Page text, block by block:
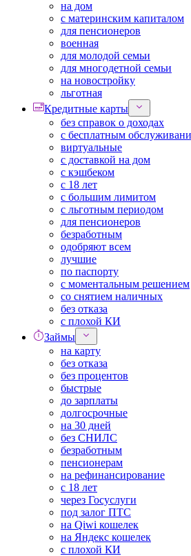
на дом
с материнским капиталом
для пенсионеров
военная
для молодой семьи
для многодетной семьи
на новостройку
льготная
Кредитные карты
без справок о доходах
с бесплатным
виртуальные
с доставкой на дом
с кэшбеком
с 18 лет
с большим лимитом
с льготным периодом
для пенсионеров
безработным
одобряют всем
лучшие
по паспорту
с моментальным решением
со снятием наличных
без отказа
с плохой КИ
Займы
на карту
без отказа
без процентов
быстрые
до зарплаты
долгосрочные
на 30 дней
без СНИЛС
безработным
пенсионерам
на рефинансирование
с 18 лет
через Госуслуги
под залог ПТС
на Qiwi кошелек
на Яндекс кошелек
с плохой КИ